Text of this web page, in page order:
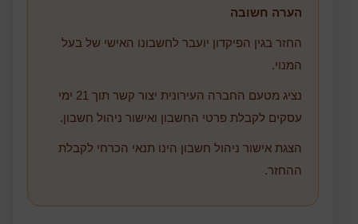
הערה חשובה
החזר בגין הפיקדון יועבר לחשבונו האישי של בעל
המנוי.
נציג מטעם החברה העירונית יצור קשר תוך 21 ימי
עסקים לקבלת פרטי החשבון ואישור ניהול חשבון.
הצגת אישור ניהול חשבון הינו תנאי הכרחי לקבלת
ההחזר.